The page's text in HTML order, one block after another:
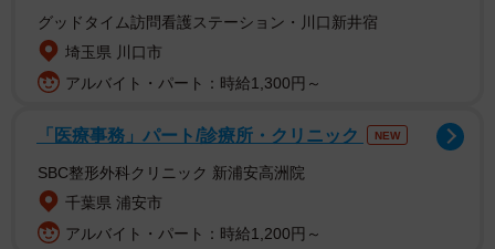
よね。帰ってきたのが。いつも玄関カリカリしてました
（泣）」と、「痕跡」についてXにそう投稿していたストラ
イプ1号さん。
飼い主の帰宅をいつも全身で喜んでくれた愛犬の健気な姿
が想像出来る「痕跡」に、多くのコメントが寄せられた。
一緒に過ごせた日々は「人生の宝」
グッドタイム訪問看護ステーション・川口新井宿
埼玉県 川口市
アルバイト・パート：時給1,300円～
「医療事務」パート/診療所・クリニック NEW
SBC整形外科クリニック 新浦安高洲院
千葉県 浦安市
アルバイト・パート：時給1,200円～